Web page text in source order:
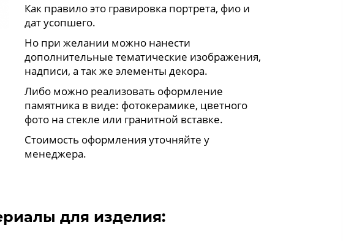
Как правило это гравировка портрета, фио и
дат усопшего.
Но при желании можно нанести
дополнительные тематические изображения,
надписи, а так же элементы декора.
Либо можно реализовать оформление
памятника в виде: фотокерамике, цветного
фото на стекле или гранитной вставке.
Стоимость оформления уточняйте у
менеджера.
для изделия: